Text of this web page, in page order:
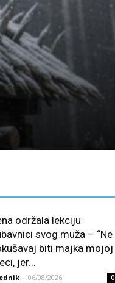
održala lekciju
svog muža – “Ne
biti majka mojoj
jer...
- 06/08/2026 0